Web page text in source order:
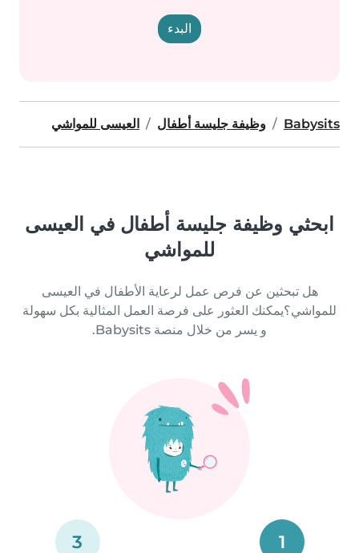
البدء
Babysits وظيفة جليسة أطفال العيسى للمواشي
ابحثي وظيفة جليسة أطفال في العيسى
للمواشي
هل تبحثين عن فرص عمل لرعاية الأطفال في العيسى
للمواشي؟يمكنك العثور على فرصة العمل المثالية بكل سهولة
و يسر من خلال منصة Babysits.
1
3